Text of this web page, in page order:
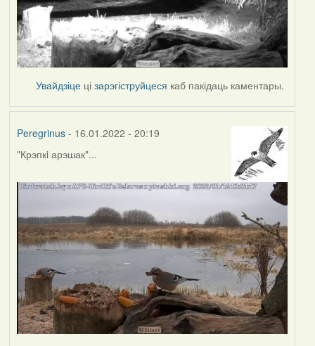
Увайдзіце цізарэгіструйцеся каб пакідаць каментары.
Peregrinus- 16.01.2022 - 20:19
"Крэпкi арэшак"...